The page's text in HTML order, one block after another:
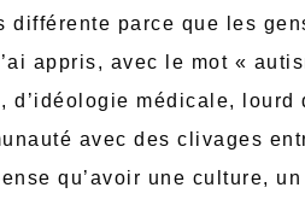
différente parce que les
appris, avec le mot «
d’idéologie médicale, lourd
avec des clivages
qu’avoir une culture,